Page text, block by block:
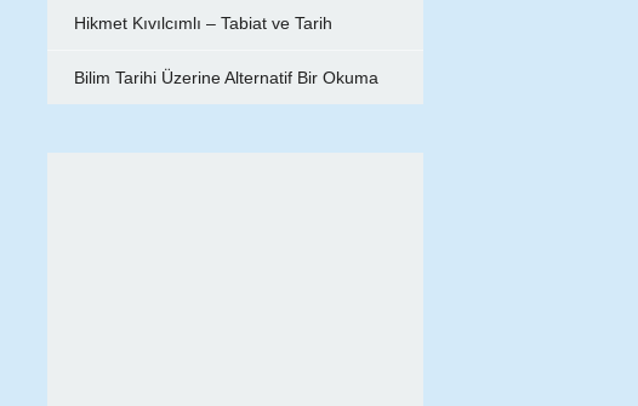
Hikmet Kıvılcımlı – Tabiat ve Tarih
Bilim Tarihi Üzerine Alternatif Bir Okuma